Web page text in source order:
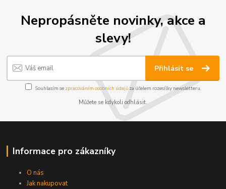
Nepropásněte novinky, akce a
slevy!
Přihlásit se
Souhlasím se zpracováním osobních údajůza účelem rozesílky newsletteru.
Můžete se kdykoli odhlásit.
Informace pro zákazníky
O nás
Jak nakupovat